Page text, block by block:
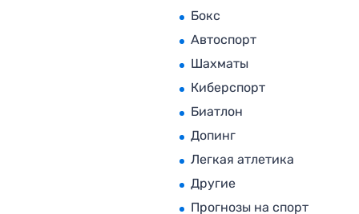
Бокс
Автоспорт
Шахматы
Киберспорт
Биатлон
Допинг
Легкая атлетика
Другие
Прогнозы на спорт